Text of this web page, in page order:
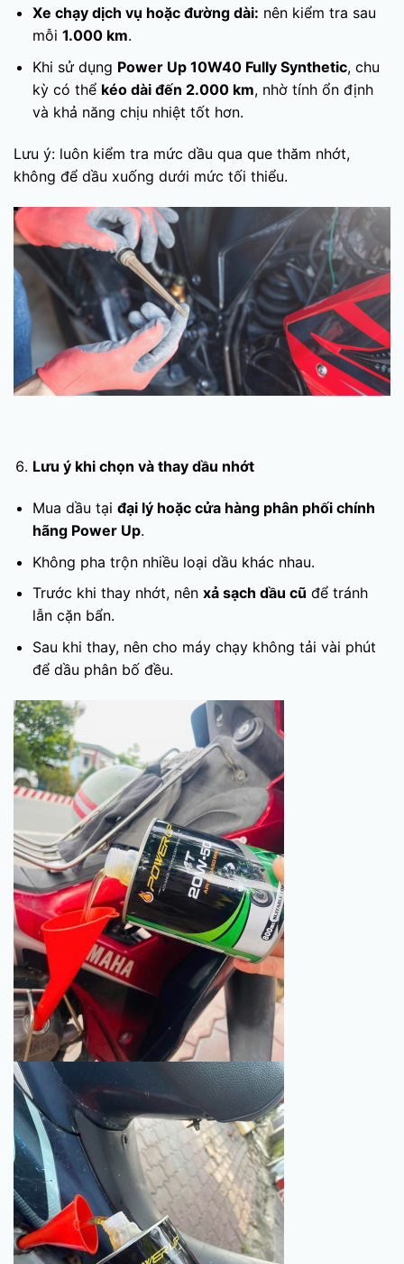
Xe chạy dịch vụ hoặc đường dài: nên kiểm tra sau
mỗi 1.000 km.
Khi sử dụng Power Up 10W40 Fully Synthetic, chu
kỳ có thể kéo dài đến 2.000 km, nhờ tính ổn định
và khả năng chịu nhiệt tốt hơn.
Lưu ý: luôn kiểm tra mức dầu qua que thăm nhớt,
không để dầu xuống dưới mức tối thiểu.
Lưu ý khi chọn và thay dầu nhớt
Mua dầu tại đại lý hoặc cửa hàng phân phối chính
hãng Power Up.
Không pha trộn nhiều loại dầu khác nhau.
Trước khi thay nhớt, nên xả sạch dầu cũ để tránh
lẫn cặn bẩn.
Sau khi thay, nên cho máy chạy không tải vài phút
để dầu phân bố đều.